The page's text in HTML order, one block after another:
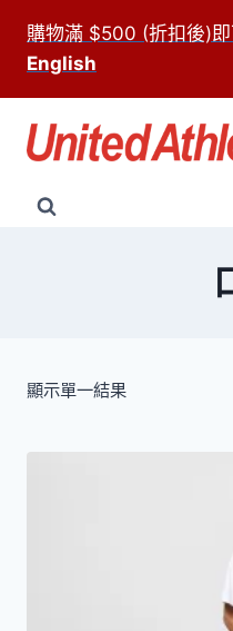
content
購物滿 $500 (折扣後)
English
顯示單一結果